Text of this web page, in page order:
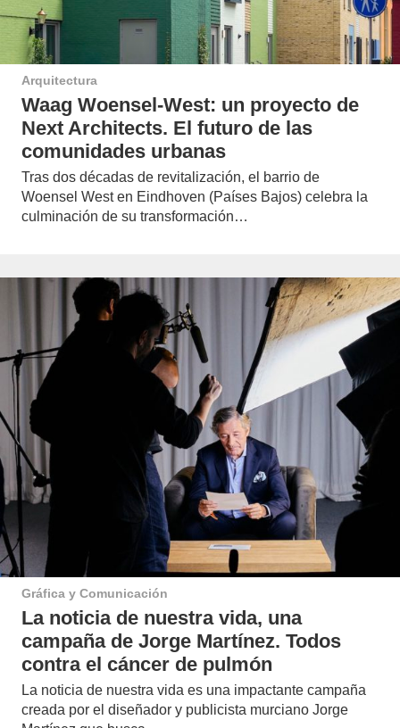
Arquitectura
Waag Woensel-West: un proyecto de
Next Architects. El futuro de las
comunidades urbanas
Tras dos décadas de revitalización, el barrio de
Woensel West en Eindhoven (Países Bajos) celebra la
culminación de su transformación…
Gráfica y Comunicación
La noticia de nuestra vida, una
campaña de Jorge Martínez. Todos
contra el cáncer de pulmón
La noticia de nuestra vida es una impactante campaña
creada por el diseñador y publicista murciano Jorge